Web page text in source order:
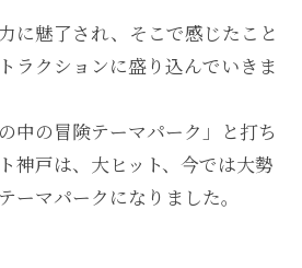
に魅了され、そこで感じたこと
ラクションに盛り込んでいきま
中の冒険テーマパーク」と打ち
神戸は、大ヒット、今では大勢
ーマパークになりました。